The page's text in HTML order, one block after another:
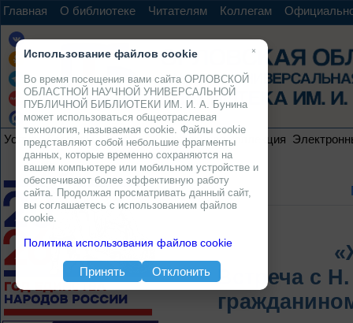
Главная О библиотеке Читателям Коллегам
Услуги Ресурсы Проекты Электронная коллекция
Встреча с
×
Использование файлов cookie
Во время посещения вами сайта ОРЛОВСКОЙ
ОБЛАСТНОЙ НАУЧНОЙ УНИВЕРСАЛЬНОЙ
ПУБЛИЧНОЙ БИБЛИОТЕКИ ИМ. И. А. Бунина
может использоваться общеотраслевая
технология, называемая cookie. Файлы cookie
представляют собой небольшие фрагменты
данных, которые временно сохраняются на
вашем компьютере или мобильном устройстве и
обеспечивают более эффективную работу
сайта. Продолжая просматривать данный сайт,
вы соглашаетесь с использованием файлов
cookie.
Политика использования файлов cookie
Принять Отклонить